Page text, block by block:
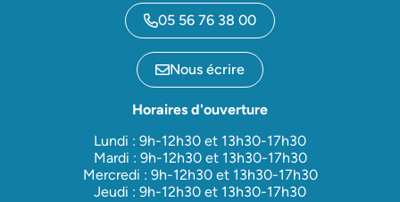
05 56 76 38 00
Nous écrire
Horaires d'ouverture
Lundi : 9h-12h30 et 13h30-17h30
Mardi : 9h-12h30 et 13h30-17h30
Mercredi : 9h-12h30 et 13h30-17h30
Jeudi : 9h-12h30 et 13h30-17h30